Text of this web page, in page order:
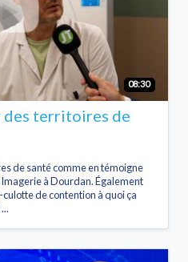
08:30
des territoires de
de santé comme en témoigne
à Dourdan. Également
de contention à quoi ça